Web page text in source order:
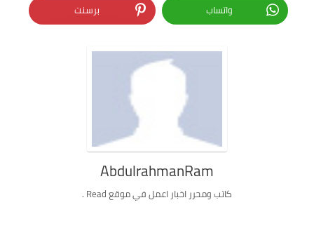
واتساب
برسنت
AbdulrahmanRam
كاتب ومحرر اخبار اعمل في موقع Read .